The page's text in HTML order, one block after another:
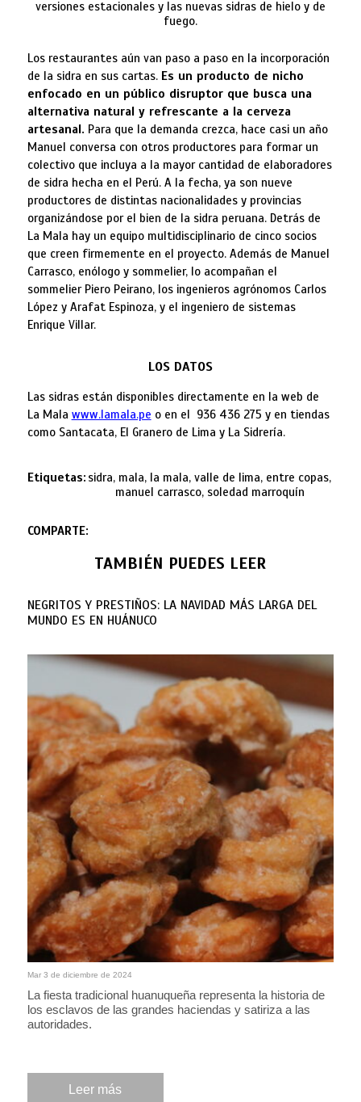
versiones estacionales y las nuevas sidras de hielo y de
fuego.
Los restaurantes aún van paso a paso en la incorporación
de la sidra en sus cartas. Es un producto de nicho
enfocado en un público disruptor que busca una
alternativa natural y refrescante a la cerveza
artesanal. Para que la demanda crezca, hace casi un año
Manuel conversa con otros productores para formar un
colectivo que incluya a la mayor cantidad de elaboradores
de sidra hecha en el Perú. A la fecha, ya son nueve
productores de distintas nacionalidades y provincias
organizándose por el bien de la sidra peruana. Detrás de
La Mala hay un equipo multidisciplinario de cinco socios
que creen firmemente en el proyecto. Además de Manuel
Carrasco, enólogo y sommelier, lo acompañan el
sommelier Piero Peirano, los ingenieros agrónomos Carlos
López y Arafat Espinoza, y el ingeniero de sistemas
Enrique Villar.
LOS DATOS
Las sidras están disponibles directamente en la web de
La Mala www.lamala.pe o en el 936 436 275 y en tiendas
como Santacata, El Granero de Lima y La Sidrería.
Etiquetas: sidra, mala, la mala, valle de lima, entre copas,
manuel carrasco, soledad marroquín
COMPARTE:
TAMBIÉN PUEDES LEER
NEGRITOS Y PRESTIÑOS: LA NAVIDAD MÁS LARGA DEL
MUNDO ES EN HUÁNUCO
Por: Sonaly Tuesta
Mar 3 de diciembre de 2024
La fiesta tradicional huanuqueña representa la historia de
los esclavos de las grandes haciendas y satiriza a las
autoridades.
Leer más